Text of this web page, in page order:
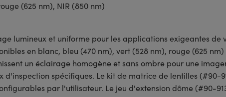
(625 nm), NIR (850 nm)
lumineux et uniforme pour les applications exigeantes de
en blanc, bleu (470 nm), vert (528 nm), rouge (625
un éclairage homogène et sans ombre pour une
spécifiques. Le kit de matrice de lentilles (#90-
par l'utilisateur. Le jeu d'extension dôme (#90-